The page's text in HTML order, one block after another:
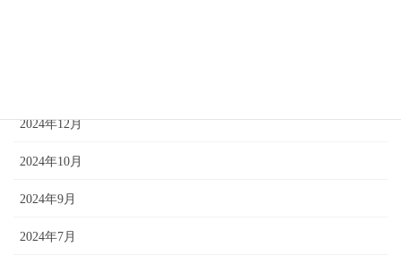
2024年12月
2024年10月
2024年9月
2024年7月